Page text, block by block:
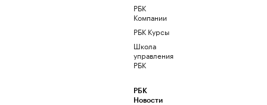
РБК
Компании
РБК Курсы
Школа
управления
РБК
РБК
Новости